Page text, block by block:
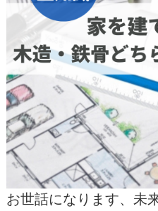
お世話になります、未